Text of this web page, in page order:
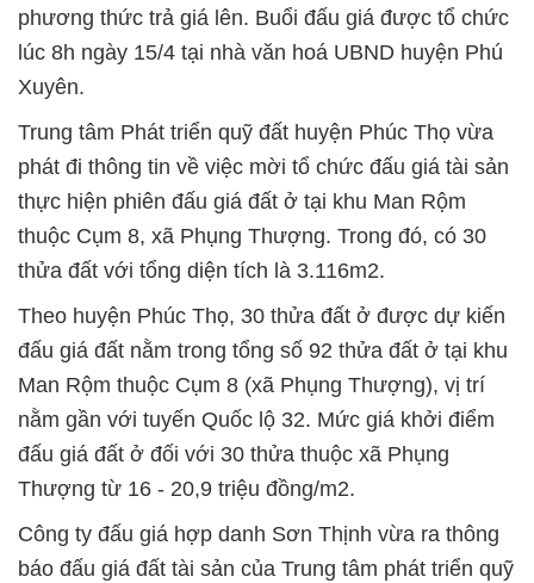
phương thức trả giá lên. Buổi đấu giá được tổ chức
lúc 8h ngày 15/4 tại nhà văn hoá UBND huyện Phú
Xuyên.
Trung tâm Phát triển quỹ đất huyện Phúc Thọ vừa
phát đi thông tin về việc mời tổ chức đấu giá tài sản
thực hiện phiên đấu giá đất ở tại khu Man Rộm
thuộc Cụm 8, xã Phụng Thượng. Trong đó, có 30
thửa đất với tổng diện tích là 3.116m2.
Theo huyện Phúc Thọ, 30 thửa đất ở được dự kiến
đấu giá đất nằm trong tổng số 92 thửa đất ở tại khu
Man Rộm thuộc Cụm 8 (xã Phụng Thượng), vị trí
nằm gần với tuyến Quốc lộ 32. Mức giá khởi điểm
đấu giá đất ở đối với 30 thửa thuộc xã Phụng
Thượng từ 16 - 20,9 triệu đồng/m2.
Công ty đấu giá hợp danh Sơn Thịnh vừa ra thông
báo đấu giá đất tài sản của Trung tâm phát triển quỹ